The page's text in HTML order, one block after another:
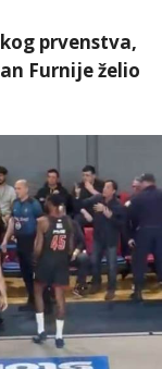
prvenstva,
Furnije želio